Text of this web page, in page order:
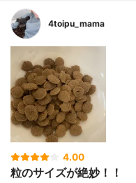
4toipu_mama
4.00
粒のサイズが絶妙！！